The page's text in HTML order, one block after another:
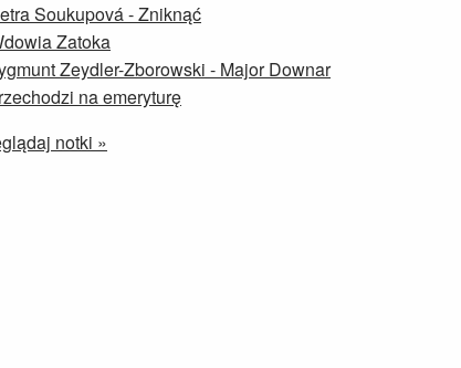
Soukupová - Zniknąć
Zatoka
Zeydler-Zborowski - Major Downar
na emeryturę
notki »